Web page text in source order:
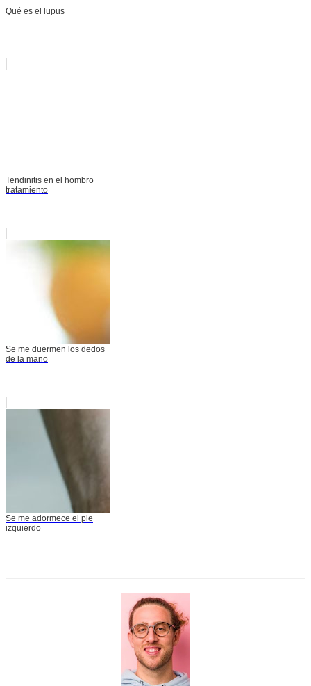
Qué es el lupus
Tendinitis en el hombro
tratamiento
Se me duermen los dedos
de la mano
Se me adormece el pie
izquierdo